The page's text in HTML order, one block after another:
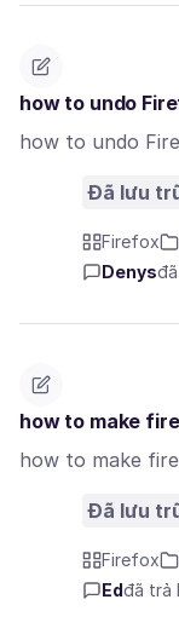
how to undo
how to undo
Đã lưu
Firefox
Denys
how to make
how to make
Đã lưu
Firefox
Edđã trả